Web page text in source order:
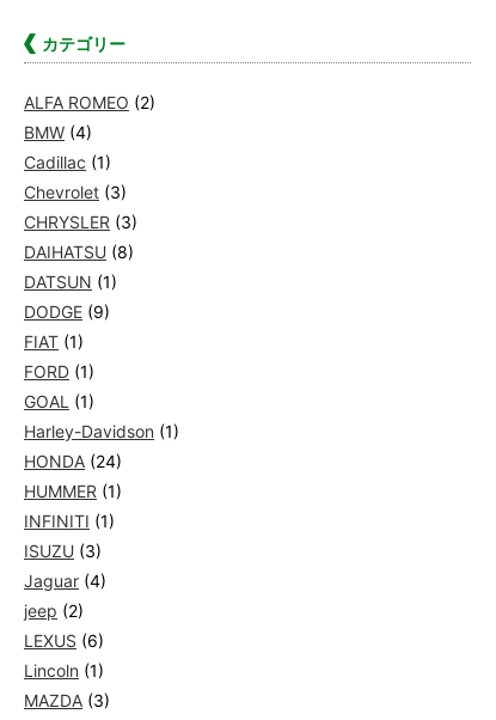
カテゴリー
ALFA ROMEO (2)
BMW (4)
Cadillac (1)
Chevrolet (3)
CHRYSLER (3)
DAIHATSU (8)
DATSUN (1)
DODGE (9)
FIAT (1)
FORD (1)
GOAL (1)
Harley-Davidson (1)
HONDA (24)
HUMMER (1)
INFINITI (1)
ISUZU (3)
Jaguar (4)
jeep (2)
LEXUS (6)
Lincoln (1)
MAZDA (3)